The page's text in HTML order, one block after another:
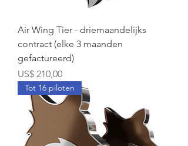
Air Wing Tier - driemaandelijks
contract (elke 3 maanden
gefactureerd)
Prijs
US$ 210,00
Tot 16 piloten